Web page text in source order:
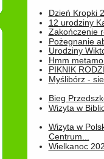
Dzień Kropki
12 urodziny
Zakończenie
Pożegnanie
Urodziny
Hmm
PIKNIK
Myślibórz -
Bieg
Wizyta w
Wizyta w
Centrum...
Wielkanoc